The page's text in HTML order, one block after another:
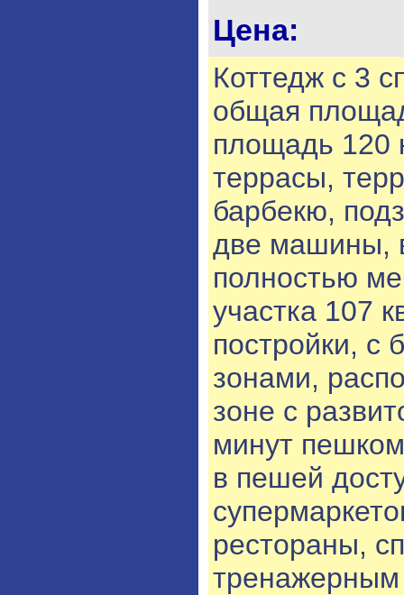
Цена:
Коттедж с 3
общая
площадь 120
террасы,
барбекю,
две машины,
полностью
участка 107
постройки, с
зонами,
зоне с
минут
в пешей
рестораны,
тренажерным